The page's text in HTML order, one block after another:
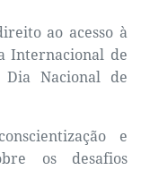
ao acesso à
Internacional de
Nacional de
e
os desafios